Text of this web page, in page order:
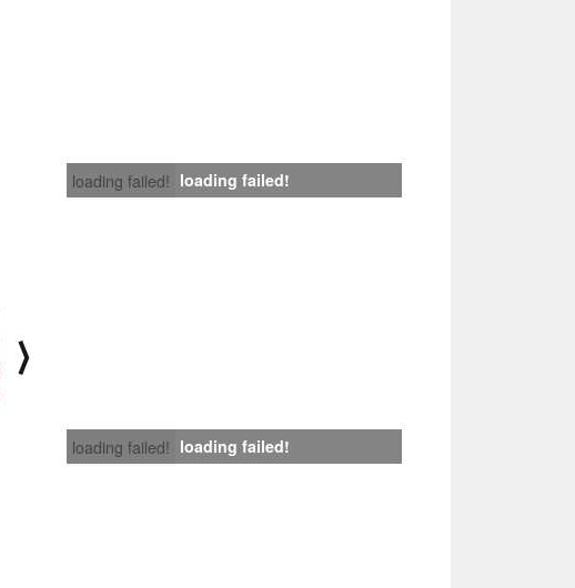
loading failed! loading failed!
⟩
loading failed! loading failed!